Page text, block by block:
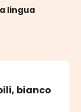
lingua
bianco